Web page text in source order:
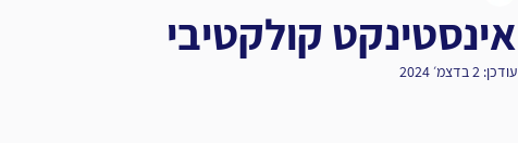
אינסטינקט קולקטיבי
עודכן: 2 בדצמ׳ 2024